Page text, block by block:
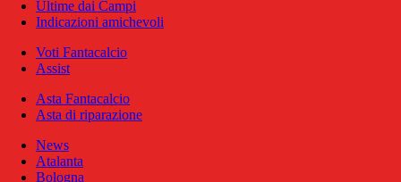
Ultime dai Campi
Indicazioni amichevoli
Voti Fantacalcio
Assist
Asta Fantacalcio
Asta di riparazione
News
Atalanta
Bologna